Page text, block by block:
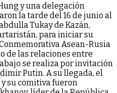
y una delegación
la tarde del 16 de junio al
Tukay de Kazán,
para iniciar su
Asean-Rusia
de las relaciones entre
se realiza por invitación
Putin. A su llegada, el
su comitiva fueron